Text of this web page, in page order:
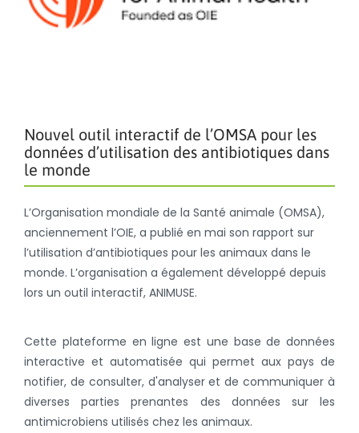
Nouvel outil interactif de l’OMSA pour les
données d’utilisation des antibiotiques dans
le monde
L’Organisation mondiale de la Santé animale (OMSA),
anciennement l’OIE, a publié en mai son rapport sur
l’utilisation d’antibiotiques pour les animaux dans le
monde. L’organisation a également développé depuis
lors un outil interactif, ANIMUSE.
Cette plateforme en ligne est une base de données
interactive et automatisée qui permet aux pays de
notifier, de consulter, d'analyser et de communiquer à
diverses parties prenantes des données sur les
antimicrobiens utilisés chez les animaux.